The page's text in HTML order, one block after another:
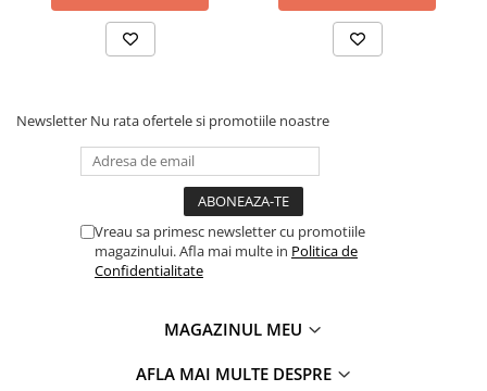
Newsletter Nu rata ofertele si promotiile noastre
Vreau sa primesc newsletter cu promotiile
magazinului. Afla mai multe in Politica de
Confidentialitate
MAGAZINUL MEU
AFLA MAI MULTE DESPRE